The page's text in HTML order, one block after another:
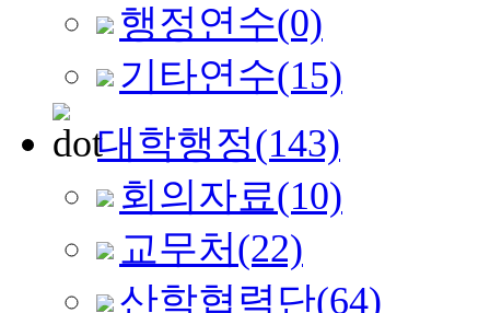
행정연수(0)
기타연수(15)
대학행정(143)
회의자료(10)
교무처 (22)
산학협력단(64)